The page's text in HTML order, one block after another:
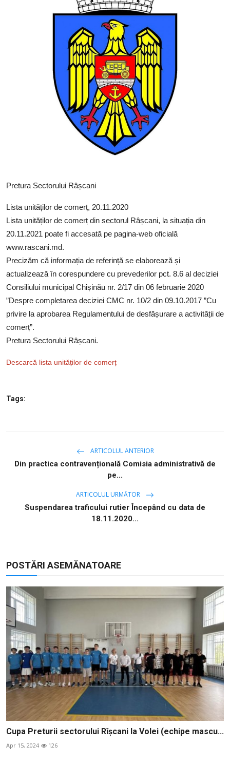
Căutați pe Internet
Pretura Sectorului Râșcani
Lista unităților de comerț, 20.11.2020
Lista unităților de comerț din sectorul Râșcani, la situația din
20.11.2021 poate fi accesată pe pagina-web oficială
www.rascani.md.
Precizăm că informația de referință se elaborează și
actualizează în corespundere cu prevederilor pct. 8.6 al deciziei
Consiliului municipal Chișinău nr. 2/17 din 06 februarie 2020
”Despre completarea deciziei CMC nr. 10/2 din 09.10.2017 ”Cu
privire la aprobarea Regulamentului de desfășurare a activității de
comerț”.
Pretura Sectorului Râșcani.
Descarcă lista unităților de comerț
Tags:
ARTICOLUL ANTERIOR
Din practica contravențională Comisia administrativă de
pe...
ARTICOLUL URMĂTOR
Suspendarea traficului rutier Începând cu data de
18.11.2020...
POSTĂRI ASEMĂNATOARE
Cupa Preturii sectorului Rîșcani la Volei (echipe mascu...
Apr 15, 2024 126